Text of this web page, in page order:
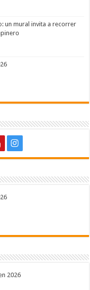
un mural invita a recorrer
2026